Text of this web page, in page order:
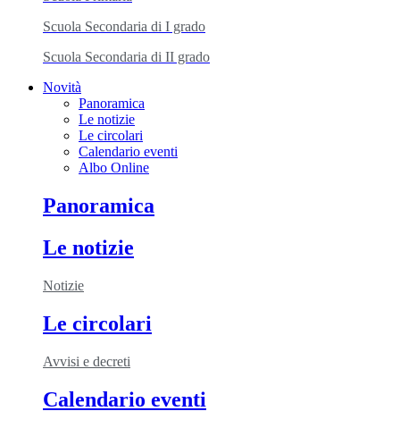
Scuola Secondaria di I grado
Scuola Secondaria di II grado
Novità
Panoramica
Le notizie
Le circolari
Calendario eventi
Albo Online
Panoramica
Le notizie
Notizie
Le circolari
Avvisi e decreti
Calendario eventi